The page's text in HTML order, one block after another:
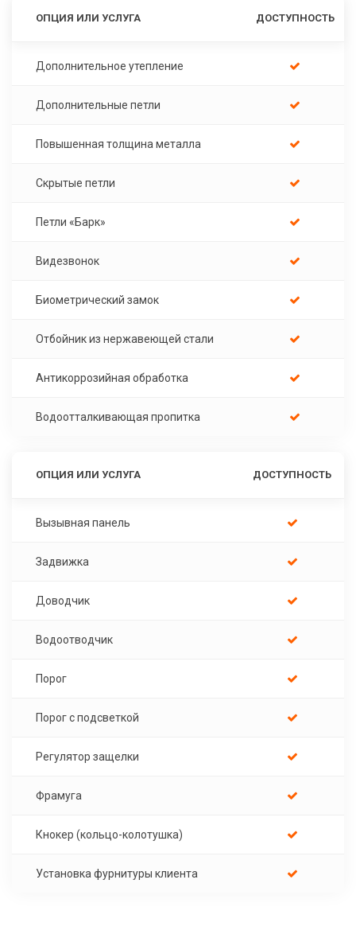
ОПЦИЯ ИЛИ УСЛУГА ДОСТУПНОСТЬ
Дополнительное утепление
Дополнительные петли
Повышенная толщина металла
Скрытые петли
Петли «Барк»
Видезвонок
Биометрический замок
Отбойник из нержавеющей стали
Антикоррозийная обработка
Водоотталкивающая пропитка
ОПЦИЯ ИЛИ УСЛУГА ДОСТУПНОСТЬ
Вызывная панель
Задвижка
Доводчик
Водоотводчик
Порог
Порог с подсветкой
Регулятор защелки
Фрамуга
Кнокер (кольцо-колотушка)
Установка фурнитуры клиента